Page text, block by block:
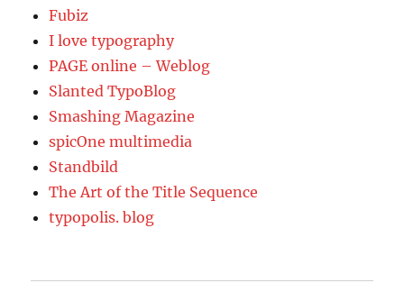
Fubiz
I love typography
PAGE online – Weblog
Slanted TypoBlog
Smashing Magazine
spicOne multimedia
Standbild
The Art of the Title Sequence
typopolis. blog